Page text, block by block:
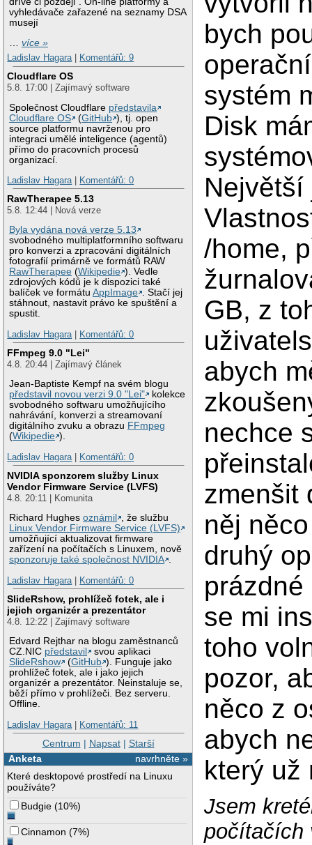
vyhledávače zařazené na seznamy DSA
musejí
…více »
Ladislav Hagara| Komentářů: 9
Cloudflare OS
5.8. 17:00 | Zajímavý software
Společnost Cloudflare představila
Cloudflare OS
(GitHub ), tj. open
source platformu navrženou pro
integraci umělé inteligence (agentů)
přímo do pracovních procesů
organizací.
Ladislav Hagara| Komentářů: 0
RawTherapee 5.13
5.8. 12:44 | Nová verze
Byla vydána nová verze 5.13
svobodného multiplatformního softwaru
pro konverzi a zpracování digitálních
fotografií primárně ve formátů RAW
RawTherapee (Wikipedie ). Vedle
zdrojových kódů je k dispozici také
balíček ve formátuAppImage . Stačí jej
stáhnout, nastavit právo ke spuštění a
spustit.
Ladislav Hagara| Komentářů: 0
FFmpeg 9.0 "Lei"
4.8. 20:44 | Zajímavý článek
Jean-Baptiste Kempf na svém blogu
představil novou verzi 9.0 "Lei"
kolekce
svobodného softwaru umožňujícího
nahrávání, konverzi a streamovaní
digitálního zvuku a obrazu FFmpeg
(Wikipedie ).
Ladislav Hagara| Komentářů: 0
NVIDIA sponzorem služby Linux
Vendor Firmware Service (LVFS)
4.8. 20:11 | Komunita
Richard Hughesoznámil
, že službu
Linux Vendor Firmware Service (LVFS)
umožňující aktualizovat firmware
zařízení na počítačích s Linuxem, nově
sponzoruje také společnost NVIDIA .
Ladislav Hagara| Komentářů: 0
SlideRshow, prohlížeč fotek, ale i
jejich organizér a prezentátor
4.8. 12:22 | Zajímavý software
Edvard Rejthar na blogu zaměstnanců
CZ.NIC představil
svou aplikaci
SlideRshow
(GitHub ). Funguje jako
prohlížeč fotek, ale i jako jejich
organizér a prezentátor. Neinstaluje se,
běží přímo v prohlížeči. Bez serveru.
Offline.
Ladislav Hagara| Komentářů: 11
Centrum | Napsat| Starší
navrhněte »
Anketa
Které desktopové prostředí na Linuxu
používáte?
Budgie (10%)
Cinnamon (7%)
bych
systém
Disk
/home,
GB, z
abych
nechce
zmenšit
něj
druhý
se mi
toho
pozor,
něco z
abych
který už
Jsem
počítačích